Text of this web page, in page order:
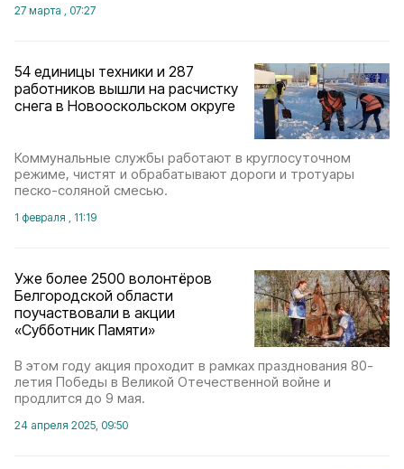
27 марта , 07:27
54 единицы техники и 287
работников вышли на расчистку
снега в Новооскольском округе
Коммунальные службы работают в круглосуточном
режиме, чистят и обрабатывают дороги и тротуары
песко-соляной смесью.
1 февраля , 11:19
Уже более 2500 волонтёров
Белгородской области
поучаствовали в акции
«Субботник Памяти»
В этом году акция проходит в рамках празднования 80-
летия Победы в Великой Отечественной войне и
продлится до 9 мая.
24 апреля 2025, 09:50